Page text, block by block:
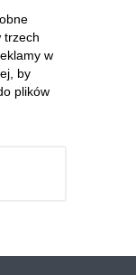
trzech
w
by
plików